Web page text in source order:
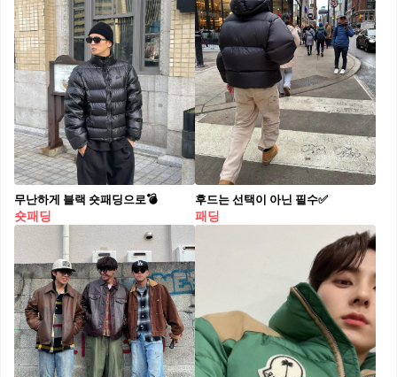
무난하게 블랙 숏패딩으로💣
숏패딩
후드는 선택이 아닌 필수✅
패딩